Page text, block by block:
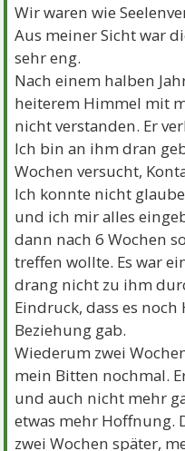
Wir waren wie
Aus meiner Sicht war
sehr eng.
Nach einem halben
heiterem Himmel mit
nicht verstanden. Er
Ich bin an ihm dran
Wochen versucht,
Ich konnte nicht
und ich mir alles
dann nach 6 Wochen
treffen wollte. Es war
drang nicht zu ihm
Eindruck, dass es
Beziehung gab.
Wiederum zwei
mein Bitten nochmal.
und auch nicht mehr
etwas mehr Hoffnung.
zwei Wochen später,